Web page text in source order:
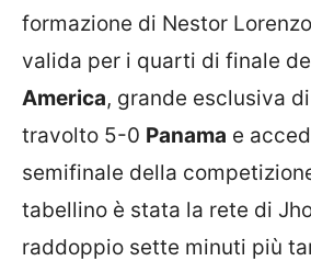
formazione di Nestor
valida per i quarti di finale
America, grande esclusiva
travolto 5-0 Panama e
semifinale della
tabellino è stata la rete di
raddoppio sette minuti più